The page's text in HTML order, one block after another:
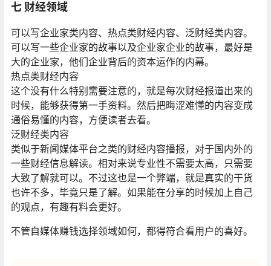
七 财经领域
可以写企业家类内容、热点类财经内容、泛财经类内容。
可以写一些企业家的故事以及企业家企业的故事，最好是
大的企业家，他们企业背后的资本运作的内幕。
热点类财经内容
这个没有什么特别需要注意的，就是每次财经报道出来的
时候，能够获得第一手资料。然后把晦涩难懂的内容变成
通俗易懂的内容，方便读者去看。
泛财经类内容
类似于新闻媒体平台之类的财经内容播报，对于国内外的
一些财经信息解读。相对来说专业性不需要太高，只需要
大致了解就可以。不过这也是一个弊端，就是真实的干货
也许不多，毕竟只是了解。如果能在分享的时候加上自己
的观点，有趣有料会更好。
不管自媒体赚钱选择领域如何，都得符合看用户的喜好。